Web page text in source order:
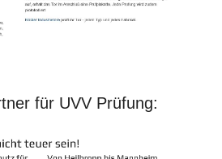
für UVV Prüfung: